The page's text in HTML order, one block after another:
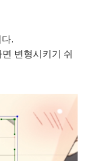
.
변형시키기 쉬